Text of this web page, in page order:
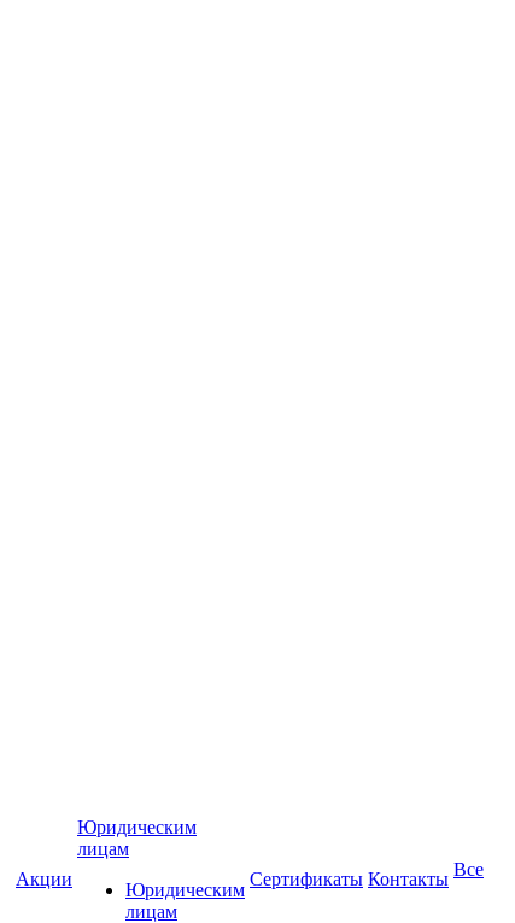
Акции
Юридическим
лицам
Юридическим
лицам
Сертификаты Контакты Все